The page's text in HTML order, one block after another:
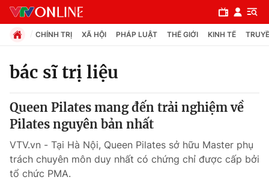
Chuyên mục
Chính trị
Xã hội
CHÍNH TRỊ XÃ HỘI PHÁP LUẬT THẾ GIỚI KINH TẾ
bác sĩ trị liệu
Queen Pilates mang đến trải nghiệm về
Pilates nguyên bản nhất
VTV.vn - Tại Hà Nội, Queen Pilates sở hữu Master phụ
trách chuyên môn duy nhất có chứng chỉ được cấp bởi
tổ chức PMA.